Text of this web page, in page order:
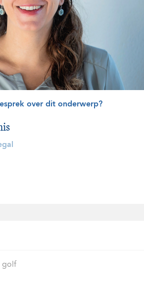
over dit onderwerp?
golf